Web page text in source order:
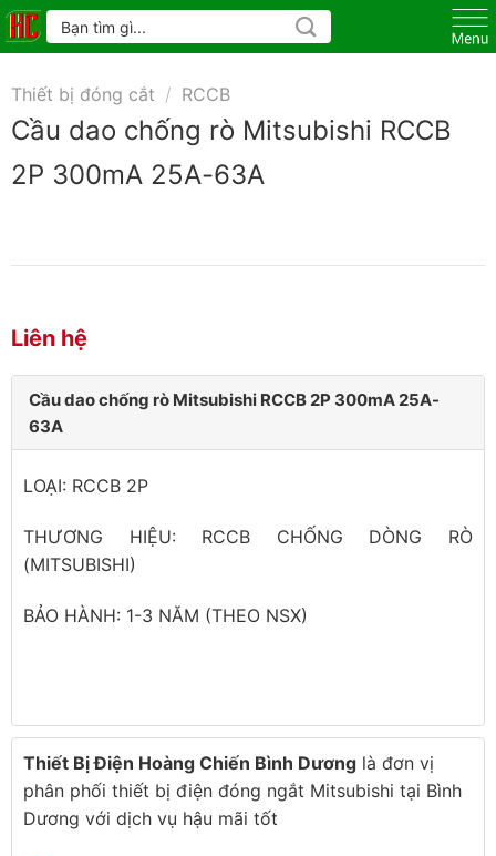
Skip
to
Tìm
kiếm:
Thiết bị đóng cắt / RCCB
Cầu dao chống rò Mitsubishi RCCB
2P 300mA 25A-63A
Liên hệ
Cầu dao chống rò Mitsubishi RCCB 2P 300mA 25A-
63A
LOẠI: RCCB 2P
THƯƠNG HIỆU: RCCB CHỐNG DÒNG RÒ
(MITSUBISHI)
BẢO HÀNH: 1-3 NĂM (THEO NSX)
Thiết Bị Điện Hoàng Chiến Bình Dương là đơn vị
phân phối thiết bị điện đóng ngắt Mitsubishi tại Bình
Dương với dịch vụ hậu mãi tốt